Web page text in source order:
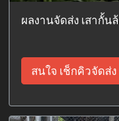
ผลงานจัดส่ง เสากั้น
สนใจ เช็กคิวจัดส่ง